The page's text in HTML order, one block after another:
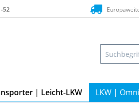
52
| Leicht-LKW LKW |